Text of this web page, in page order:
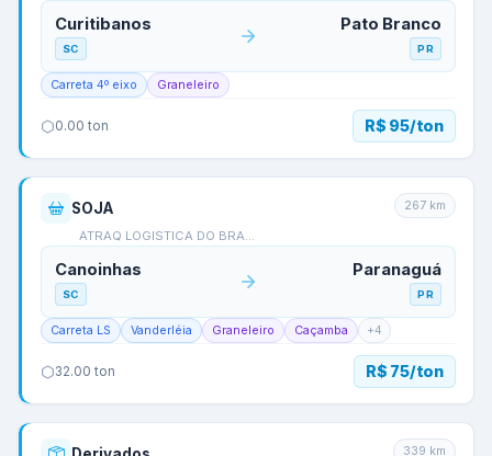
Curitibanos
SC
Pato Branco
PR
Carreta 4º eixo Graneleiro
0.00 ton R$ 95/ton
SOJA
ATRAQ LOGISTICA DO BRA…
267 km
Canoinhas
SC
Paranaguá
PR
Carreta LS Vanderléia Graneleiro Caçamba +4
32.00 ton R$ 75/ton
339 km